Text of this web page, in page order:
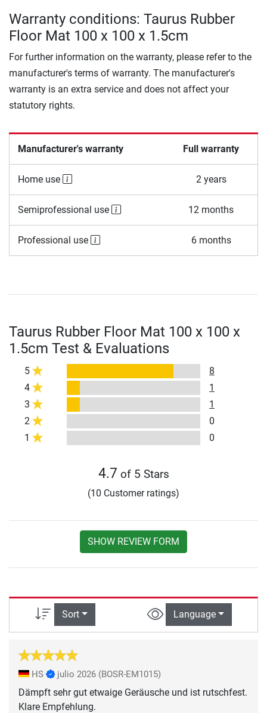
Warranty conditions: Taurus Rubber
Floor Mat 100 x 100 x 1.5cm
For further information on the warranty, please refer to the
manufacturer's terms of warranty. The manufacturer's
warranty is an extra service and does not affect your
statutory rights.
Manufacturer's warranty Full warranty
Home use 2 years
Semiprofessional use 12 months
Professional use 6 months
Taurus Rubber Floor Mat 100 x 100 x
1.5cm Test & Evaluations
5
8
4
1
3
1
2
0
1
0
4.7 of 5 Stars
(10 Customer ratings)
SHOW REVIEW FORM
Sort Language
HS julio 2026 (BOSR-EM1015)
Dämpft sehr gut etwaige Geräusche und ist rutschfest.
Klare Empfehlung.